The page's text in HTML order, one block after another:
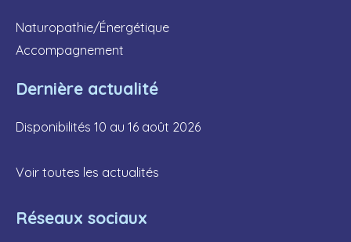
Naturopathie/Énergétique
Accompagnement
Dernière actualité
Disponibilités 10 au 16 août 2026
Voir toutes les actualités
Réseaux sociaux